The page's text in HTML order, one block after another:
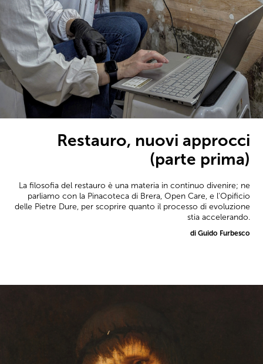
Restauro, nuovi approcci
(parte prima)
La filosofia del restauro è una materia in continuo divenire; ne
parliamo con la Pinacoteca di Brera, Open Care, e l'Opificio
delle Pietre Dure, per scoprire quanto il processo di evoluzione
stia accelerando.
di Guido Furbesco